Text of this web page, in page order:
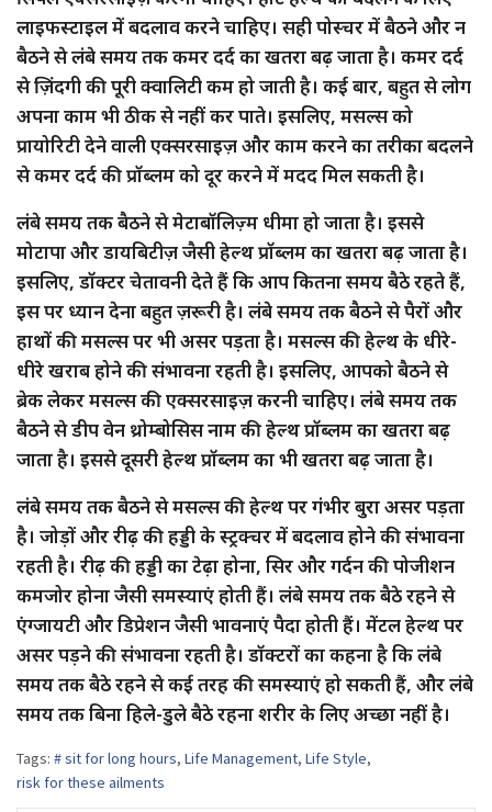
लाइफस्टाइल में बदलाव करने चाहिए। सही पोस्चर में बैठने और न
बैठने से लंबे समय तक कमर दर्द का खतरा बढ़ जाता है। कमर दर्द
से ज़िंदगी की पूरी क्वालिटी कम हो जाती है। कई बार, बहुत से लोग
अपना काम भी ठीक से नहीं कर पाते। इसलिए, मसल्स को
प्रायोरिटी देने वाली एक्सरसाइज़ और काम करने का तरीका बदलने
से कमर दर्द की प्रॉब्लम को दूर करने में मदद मिल सकती है।
लंबे समय तक बैठने से मेटाबॉलिज़्म धीमा हो जाता है। इससे
मोटापा और डायबिटीज़ जैसी हेल्थ प्रॉब्लम का खतरा बढ़ जाता है।
इसलिए, डॉक्टर चेतावनी देते हैं कि आप कितना समय बैठे रहते हैं,
इस पर ध्यान देना बहुत ज़रूरी है। लंबे समय तक बैठने से पैरों और
हाथों की मसल्स पर भी असर पड़ता है। मसल्स की हेल्थ के धीरे-
धीरे खराब होने की संभावना रहती है। इसलिए, आपको बैठने से
ब्रेक लेकर मसल्स की एक्सरसाइज़ करनी चाहिए। लंबे समय तक
बैठने से डीप वेन थ्रोम्बोसिस नाम की हेल्थ प्रॉब्लम का खतरा बढ़
जाता है। इससे दूसरी हेल्थ प्रॉब्लम का भी खतरा बढ़ जाता है।
लंबे समय तक बैठने से मसल्स की हेल्थ पर गंभीर बुरा असर पड़ता
है। जोड़ों और रीढ़ की हड्डी के स्ट्रक्चर में बदलाव होने की संभावना
रहती है। रीढ़ की हड्डी का टेढ़ा होना, सिर और गर्दन की पोजीशन
कमजोर होना जैसी समस्याएं होती हैं। लंबे समय तक बैठे रहने से
एंग्जायटी और डिप्रेशन जैसी भावनाएं पैदा होती हैं। मेंटल हेल्थ पर
असर पड़ने की संभावना रहती है। डॉक्टरों का कहना है कि लंबे
समय तक बैठे रहने से कई तरह की समस्याएं हो सकती हैं, और लंबे
समय तक बिना हिले-डुले बैठे रहना शरीर के लिए अच्छा नहीं है।
Tags: # sit for long hours, Life Management, Life Style,
risk for these ailments